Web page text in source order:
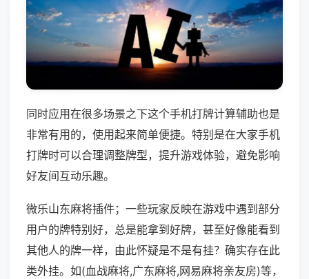
同时应用在很多场景之下这个手机打牌计算辅助也是
非常有用的，使用起来简单便捷。特别是在大家手机
打牌时可以合理调整牌型，提升游戏体验，避免影响
好友间互动乐趣。
微乐山东麻将插件；一些玩家反映在游戏中遇到部分
用户的牌特别好，总是能拿到好牌，甚至好像能看到
其他人的牌一样，由此怀疑是不是有挂？确实存在此
类外挂。如(血战麻将,广东麻将,网易麻将亲友房)等，